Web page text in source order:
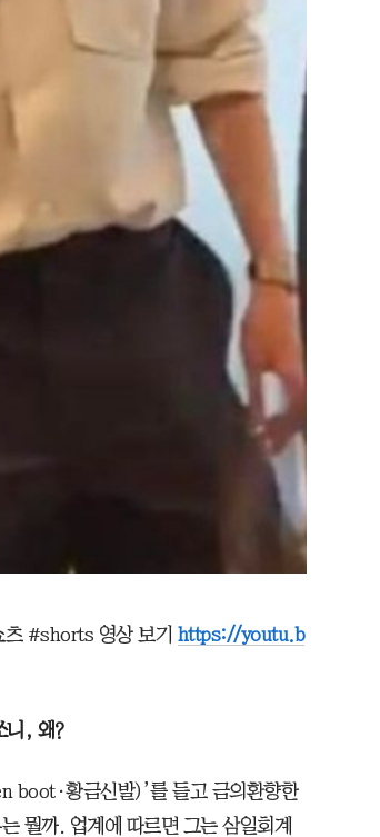
#shorts 영상 보기 https://youtu.b
니, 왜?
boot·황금신발)’를 들고 금의환향한
뭘까. 업계에 따르면 그는 삼일회계